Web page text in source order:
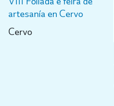
artesanía en Cervo
Cervo